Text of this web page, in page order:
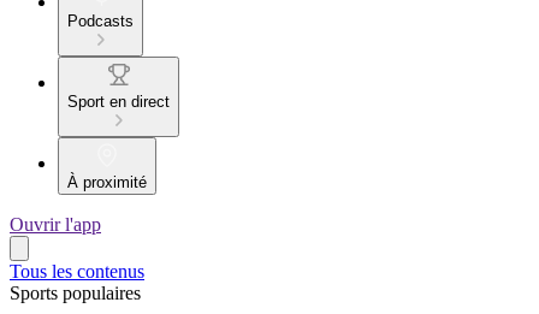
Podcasts
Sport en direct
À proximité
Ouvrir l'app
Tous les contenus
Sports populaires